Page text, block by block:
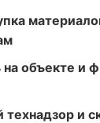
на объекте и
технадзор и